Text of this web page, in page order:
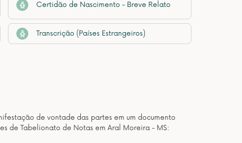
Certidão de Nascimento - Breve Relato
Transcrição (Países Estrangeiros)
de vontade das partes em um documento
de Tabelionato de Notas em Aral Moreira - MS: